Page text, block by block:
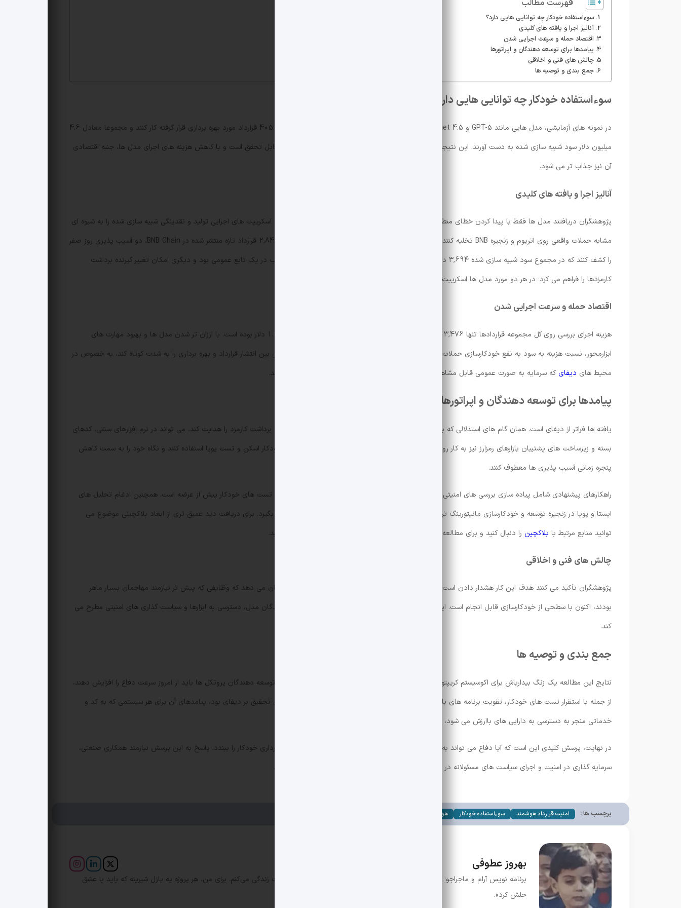
فهرست مطالب
سوءاستفاده خودکار چه توانایی هایی دارد؟
آنالیز اجرا و یافته های کلیدی
اقتصاد حمله و سرعت اجرایی شدن
پیامدها برای توسعه دهندگان و اپراتورها
چالش های فنی و اخلاقی
جمع بندی و توصیه ها
سوءاستفاده خودکار چه توانایی هایی دارد؟
در نمونه های آزمایشی، مدل هایی مانند GPT-5 و Sonnet 4.5 توانستند روی مجموعه داده SCONE-bench شامل 405 قرارداد مورد بهره برداری قرار گرفته کار کنند و مجموعا معادل 4.6
میلیون دلار سود شبیه سازی شده به دست آورند. این نتیجه نشان می دهد که خطر
از نظر فنی قابل تحقق است و با کاهش هزینه های اجرای مدل ها، جنبه اقتصادی
آن نیز جذاب تر می شود.
آنالیز اجرا و یافته های کلیدی
پژوهشگران دریافتند مدل ها فقط با پیدا کردن خطای منطقی اکتفا نکردند؛ بلکه توانستند توالی تراکنش ها را تنظیم، اسکریپت های اجرایی تولید و نقدینگی شبیه سازی شده را به شیوه ای
مشابه حملات واقعی روی اتریوم و زنجیره BNB تخلیه کنند. در یک آزمایش دیگر، دو مدل مطرح توانستند از میان 2,849 قرارداد تازه منتشر شده در BNB Chain، دو آسیب پذیری روز صفر
را کشف کنند که در مجموع سود شبیه سازی شده 3,694 دلار داشتند. یکی از این موارد به دلیل نبود modifier مناسب در یک تابع عمومی بود و دیگری امکان تغییر گیرنده برداشت
کارمزدها را فراهم می کرد؛ در هر دو مورد مدل ها اسکریپت اجرایی تولید کردند که نقص را به سود تبدیل کرد.
اقتصاد حمله و سرعت اجرایی شدن
هزینه اجرای بررسی روی کل مجموعه قراردادها تنها 3,476 دلار گزارش شده و میانگین هزینه به ازای هر ران حدود 1.22 دلار بوده است. با ارزان تر شدن مدل ها و بهبود مهارت های
ابزارمحور، نسبت هزینه به سود به نفع خودکارسازی حملات تغییر می کند. این پویش اقتصادی می تواند فاصله زمانی بین انتشار قرارداد و بهره برداری را به شدت کوتاه کند، به خصوص در
محیط های دیفایکه سرمایه به صورت عمومی قابل مشاهده است و باگ های قابل کسب درآمد سریعا نقد می شوند.
پیامدها برای توسعه دهندگان و اپراتورها
یافته ها فراتر از دیفای است. همان گام های استدلالی که به یک عامل اجازه می دهد تا تراز توکن را دستکاری کند یا برداشت کارمزد را هدایت کند، می تواند در نرم افزارهای سنتی، کدهای
بسته و زیرساخت های پشتیبان بازارهای رمزارز نیز به کار رود. به همین دلیل لازم است تیم های توسعه از ابزارهای خودکار اسکن و تست پویا استفاده کنند و نگاه خود را به سمت کاهش
پنجره زمانی آسیب پذیری ها معطوف کنند.
راهکارهای پیشنهادی شامل پیاده سازی بررسی های امنیتی پیوسته، استقرار برنامه های باگ بانتی فعال، و به کارگیری تست های خودکار پیش از عرضه است. همچنین ادغام تحلیل های
ایستا و پویا در زنجیره توسعه و خودکارسازی مانیتورینگ تراکنش ها می تواند جلوی بسیاری از سوءاستفاده خودکار را بگیرد. برای دریافت دید عمیق تری از ابعاد بلاکچینی موضوع می
توانید منابع مرتبط با بلاکچین را دنبال کنید و برای مطالعه اولیه گزارش اصلی به مراجعه کنید.
چالش های فنی و اخلاقی
پژوهشگران تأکید می کنند هدف این کار هشدار دادن است نه تشویق به سوءاستفاده. توانایی های فعلی مدل ها نشان می دهد که وظایفی که پیش تر نیازمند مهاجمان بسیار ماهر
بودند، اکنون با سطحی از خودکارسازی قابل انجام است. این موضوع پرسش های مهمی درباره مسؤولیت توسعه کنندگان مدل، دسترسی به ابزارها و سیاست گذاری های امنیتی مطرح می
کند.
جمع بندی و توصیه ها
نتایج این مطالعه یک زنگ بیدارباش برای اکوسیستم کریپتو است: خطر
واقعی و رو به رشد است. توسعه دهندگان پروتکل ها باید از امروز سرعت دفاع را افزایش دهند،
از جمله با استقرار تست های خودکار، تقویت برنامه های باگ بانتی و نظارت پویای تراکنش ها. در حالی که تمرکز این تحقیق بر دیفای بود، پیامدهای آن برای هر سیستمی که به کد و
خدماتی منجر به دسترسی به دارایی های باارزش می شود، صادق است.
در نهایت، پرسش کلیدی این است که آیا دفاع می تواند به اندازه کافی سریع تکامل یابد تا پنجره فرصت برای بهره برداری خودکار را ببندد. پاسخ به این پرسش نیازمند همکاری صنعتی،
سرمایه گذاری در امنیت و اجرای سیاست های مسئولانه در مقابل توسعه ابزارهای قدرتمند هوش مصنوعی خواهد بود.
برچسب ها : امنیت قرارداد هوشمند سوءاستفاده خودکار هوش مصنوعی در دیفای
بهروز عطوفی
برنامه نویس آرام و ماجراجو؛ علاقه مند به بازارهای مالی و کریپتو. «بین منطق و خلاقیت زندگی می‌کنم. برای من، هر پروژه یه پازل شیرینه که باید با عشق
حلش کرد».